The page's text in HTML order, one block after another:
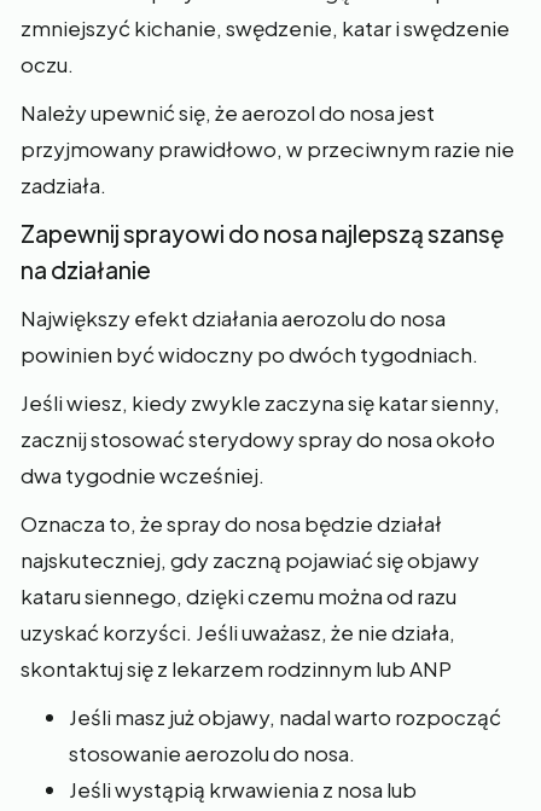
zmniejszyć kichanie, swędzenie, katar i swędzenie
oczu.
Należy upewnić się, że aerozol do nosa jest
przyjmowany prawidłowo, w przeciwnym razie nie
zadziała.
Zapewnij sprayowi do nosa najlepszą szansę
na działanie
Największy efekt działania aerozolu do nosa
powinien być widoczny po dwóch tygodniach.
Jeśli wiesz, kiedy zwykle zaczyna się katar sienny,
zacznij stosować sterydowy spray do nosa około
dwa tygodnie wcześniej.
Oznacza to, że spray do nosa będzie działał
najskuteczniej, gdy zaczną pojawiać się objawy
kataru siennego, dzięki czemu można od razu
uzyskać korzyści. Jeśli uważasz, że nie działa,
skontaktuj się z lekarzem rodzinnym lub ANP
Jeśli masz już objawy, nadal warto rozpocząć
stosowanie aerozolu do nosa.
Jeśli wystąpią krwawienia z nosa lub